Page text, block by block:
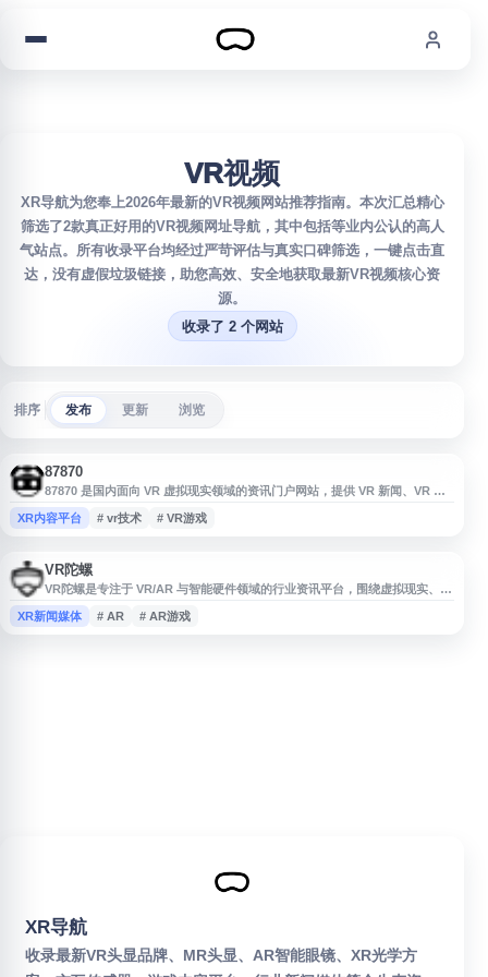
VR视频
XR导航为您奉上2026年最新的VR视频网站推荐指南。本次汇总精心
筛选了2款真正好用的VR视频网址导航，其中包括等业内公认的高人
气站点。所有收录平台均经过严苛评估与真实口碑筛选，一键点击直
达，没有虚假垃圾链接，助您高效、安全地获取最新VR视频核心资
源。
收录了 2 个网站
排序 发布 更新 浏览
87870
87870 是国内面向 VR 虚拟现实领域的资讯门户网站，提供 VR 新闻、VR 游
戏、VR 眼镜、VR 技术、VR 视频、VR 软件、VR 电影等相关内容报道。网站
聚焦虚拟现实行业动态与用户体验信息，适合 VR 爱好者、从业者及关注虚拟
XR内容平台 # vr技术 # VR游戏
VR陀螺
VR陀螺是专注于 VR/AR 与智能硬件领域的行业资讯平台，围绕虚拟现实、增
强现实、全息投影、VR/AR游戏、影视内容、平台分发及投资动态等方向提供
信息服务。网站关注产业趋势、项目进展、人物案例和创业机会，适合从业
XR新闻媒体 # AR # AR游戏
XR导航
收录最新VR头显品牌、MR头显、AR智能眼镜、XR光学方